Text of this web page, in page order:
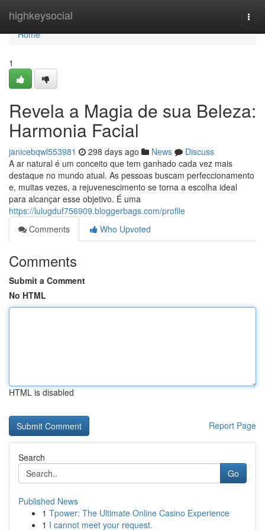
highkeysocial
Home
Home
1
Revela a Magia de sua Beleza:
Harmonia Facial
janicebqwl553981 298 days ago News
Discuss
A ar natural é um conceito que tem ganhado cada vez mais
destaque no mundo atual. As pessoas buscam perfeccionamento
e, muitas vezes, a rejuvenescimento se torna a escolha ideal
para alcançar esse objetivo. É uma
https://lulugduf756909.bloggerbags.com/profile
Comments
Who Upvoted
Comments
Submit a Comment
No HTML
HTML is disabled
Report Page
Search
Go
Published News
1 Tpower: The Ultimate Online Casino Experience
1 I cannot meet your request.